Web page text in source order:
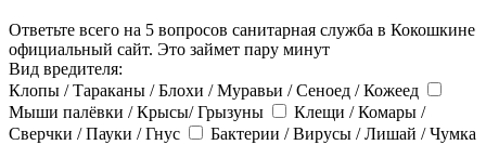
Ответьте всего на 5 вопросов санитарная служба в Кокошкине
официальный сайт. Это займет пару минут
Вид вредителя:
Клопы / Тараканы / Блохи / Муравьи / Сеноед / Кожеед
Мыши палёвки / Крысы/ Грызуны
Клещи / Комары /
Сверчки / Пауки / Гнус
Бактерии / Вирусы / Лишай / Чумка